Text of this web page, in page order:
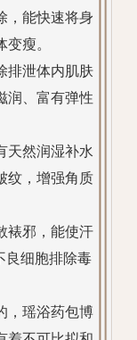
，能快速将身
瘦。
排泄体内肌肤
润、富有弹性
天然润湿补水
纹，增强角质
裱邪，能使汗
良细胞排除毒
，瑶浴药包博